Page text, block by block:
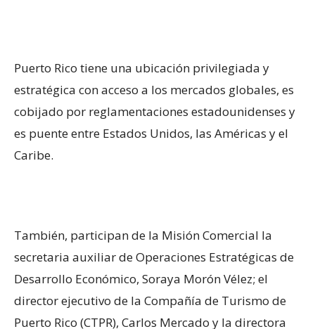
Puerto Rico tiene una ubicación privilegiada y
estratégica con acceso a los mercados globales, es
cobijado por reglamentaciones estadounidenses y
es puente entre Estados Unidos, las Américas y el
Caribe.
También, participan de la Misión Comercial la
secretaria auxiliar de Operaciones Estratégicas de
Desarrollo Económico, Soraya Morón Vélez; el
director ejecutivo de la Compañía de Turismo de
Puerto Rico (CTPR), Carlos Mercado y la directora